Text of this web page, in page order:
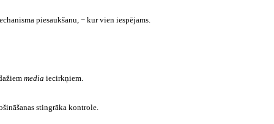
piesaukšanu, − kur vien iespējams.
media iecirkņiem.
stingrāka kontrole.